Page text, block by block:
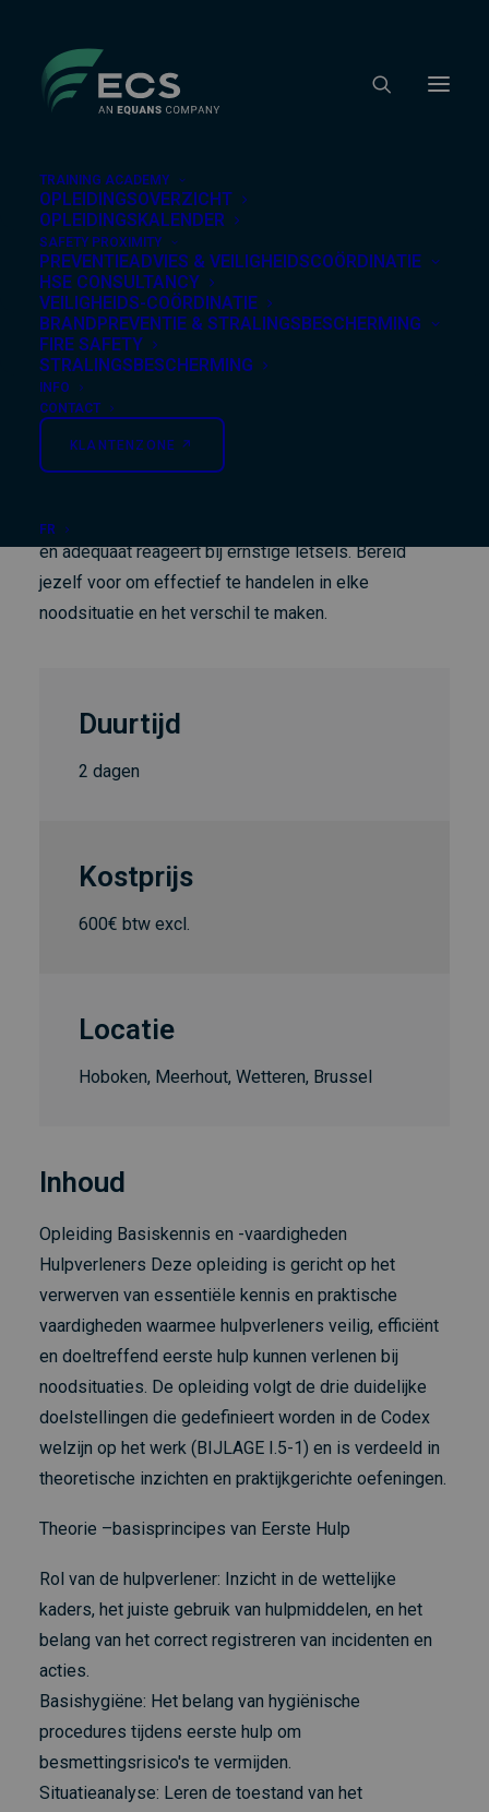
TRAINING ACADEMY
OPLEIDINGSOVERZICHT
OPLEIDINGSKALENDER
SAFETY PROXIMITY
PREVENTIEADVIES & VEILIGHEIDSCOÖRDINATIE
HSE CONSULTANCY
VEILIGHEIDS-COÖRDINATIE
BRANDPREVENTIE & STRALINGSBESCHERMING
FIRE SAFETY
STRALINGSBESCHERMING
INFO
CONTACT
KLANTENZONE ↗︎
FR
Home/Training Academy/
Eerste Hulp/ Hulpverlener – basis
Eerste Hulp
Eerste Hulp
Leer in onze praktijkgerichte opleiding hoe je snel en
veilig levensreddende eerste hulp verleent volgens
situatie correct analyseert, vitale functies ondersteunt
en adequaat reageert bij ernstige letsels. Bereid
jezelf voor om effectief te handelen in elke
noodsituatie en het verschil te maken.
Duurtijd
2 dagen
Kostprijs
600€ btw excl.
Locatie
Hoboken, Meerhout, Wetteren, Brussel
Inhoud
Opleiding Basiskennis en -vaardigheden
Hulpverleners Deze opleiding is gericht op het
verwerven van essentiële kennis en praktische
vaardigheden waarmee hulpverleners veilig, efficiënt
en doeltreffend eerste hulp kunnen verlenen bij
noodsituaties. De opleiding volgt de drie duidelijke
doelstellingen die gedefinieert worden in de Codex
welzijn op het werk (BIJLAGE I.5-1) en is verdeeld in
theoretische inzichten en praktijkgerichte oefeningen.
Theorie –basisprincipes van Eerste Hulp
Rol van de hulpverlener: Inzicht in de wettelijke
kaders, het juiste gebruik van hulpmiddelen, en het
belang van het correct registreren van incidenten en
acties.
Basishygiëne: Het belang van hygiënische
procedures tijdens eerste hulp om
besmettingsrisico's te vermijden.
Situatieanalyse: Leren de toestand van het